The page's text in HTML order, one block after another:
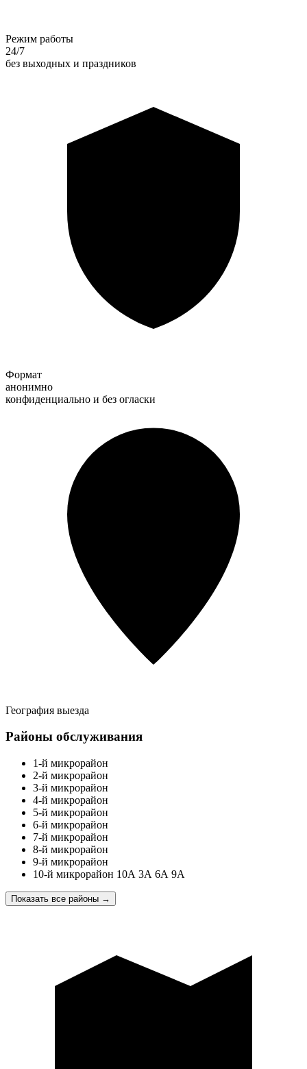
Режим работы
24/7
без выходных и праздников
Формат
анонимно
конфиденциально и без огласки
География выезда
Районы обслуживания
1-й микрорайон
2-й микрорайон
3-й микрорайон
4-й микрорайон
5-й микрорайон
6-й микрорайон
7-й микрорайон
8-й микрорайон
9-й микрорайон
10-й микрорайон 10А 3А 6А 9А
Показать все районы →